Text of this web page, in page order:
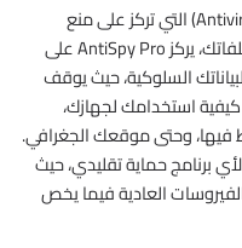
على عكس برامج مكافحة الفيروسات (Antivirus) التي تركز على منع
البرمجيات الخبيثة والفايروسات من تدمير ملفاتك، يركز AntiSpy Pro على
السلوكية، حيث يوقف
استخدامك لجهازك،
فيها، وحتى موقعك الجغرافي.
برنامج حماية تقليدي، حيث
العادية فيما يخص